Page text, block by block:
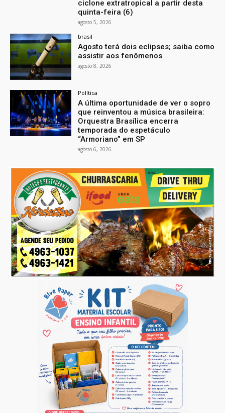
ciclone extratropical a partir desta
quinta-feira (6)
agosto 5, 2026
brasil
Agosto terá dois eclipses; saiba como
assistir aos fenômenos
agosto 8, 2026
Política
A última oportunidade de ver o sopro
que reinventou a música brasileira:
Orquestra Brasílica encerra
temporada do espetáculo
“Armoriano” em SP
agosto 6, 2026